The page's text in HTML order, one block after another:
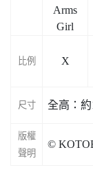
Arms
Girl
比例 X
尺寸 全高：約
版權
聲明
©